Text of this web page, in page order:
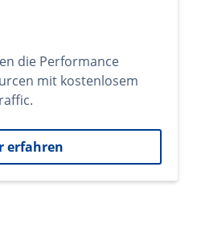
die Performance
mit kostenlosem
erfahren